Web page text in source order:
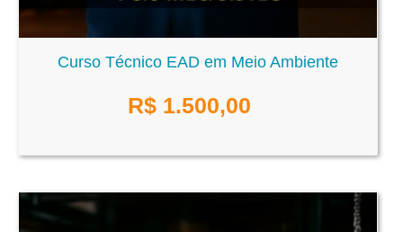
Curso Técnico EAD em Meio Ambiente
R$ 1.500,00